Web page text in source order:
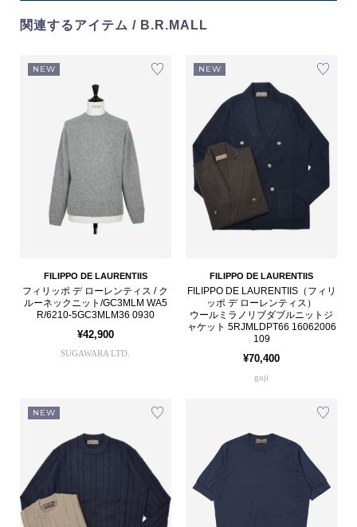
関連するアイテム / B.R.MALL
NEW
FILIPPO DE LAURENTIIS
フィリッポ デ ローレンティス / ク
ルーネックニット/GC3MLM WA5
R/6210-5GC3MLM36 0930
¥42,900
SUGAWARA LTD.
NEW
FILIPPO DE LAURENTIIS
FILIPPO DE LAURENTIIS（フィリ
ッポ デ ローレンティス）
ウールミラノリブダブルニットジ
ャケット 5RJMLDPT66 16062006
109
¥70,400
guji
NEW